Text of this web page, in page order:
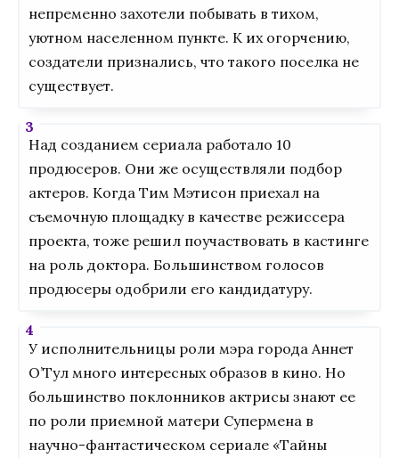
непременно захотели побывать в тихом,
уютном населенном пункте. К их огорчению,
создатели признались, что такого поселка не
существует.
Над созданием сериала работало 10
продюсеров. Они же осуществляли подбор
актеров. Когда Тим Мэтисон приехал на
съемочную площадку в качестве режиссера
проекта, тоже решил поучаствовать в кастинге
на роль доктора. Большинством голосов
продюсеры одобрили его кандидатуру.
У исполнительницы роли мэра города Аннет
О’Тул много интересных образов в кино. Но
большинство поклонников актрисы знают ее
по роли приемной матери Супермена в
научно-фантастическом сериале «Тайны